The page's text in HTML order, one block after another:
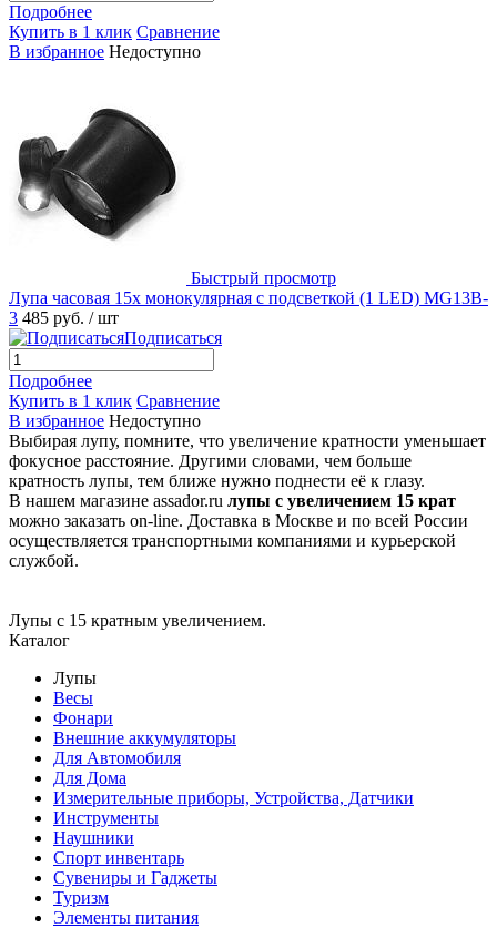
Подробнее
Купить в 1 клик Сравнение
В избранное Недоступно
Быстрый просмотр
Лупа часовая 15x монокулярная с подсветкой (1 LED) MG13B-
3 485 руб. / шт
Подписаться
Подробнее
Купить в 1 клик Сравнение
В избранное Недоступно
Выбирая лупу, помните, что увеличение кратности уменьшает
фокусное расстояние. Другими словами, чем больше
кратность лупы, тем ближе нужно поднести её к глазу.
В нашем магазине assador.ru лупы с увеличением 15 крат
можно заказать on-line. Доставка в Москве и по всей России
осуществляется транспортными компаниями и курьерской
службой.
Лупы с 15 кратным увеличением.
Каталог
Лупы
Весы
Фонари
Внешние аккумуляторы
Для Автомобиля
Для Дома
Измерительные приборы, Устройства, Датчики
Инструменты
Наушники
Спорт инвентарь
Сувениры и Гаджеты
Туризм
Элементы питания